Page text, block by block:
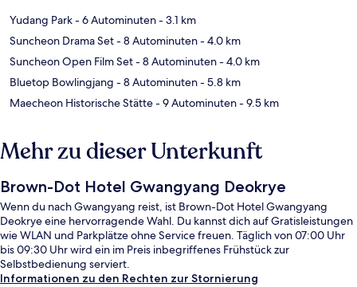
Yudang Park- 6 Autominuten- 3.1 km
Suncheon Drama Set- 8 Autominuten- 4.0 km
Suncheon Open Film Set- 8 Autominuten- 4.0 km
Bluetop Bowlingjang - 8 Autominuten- 5.8 km
Maecheon Historische Stätte- 9 Autominuten- 9.5 km
Mehr zu dieser Unterkunft
Brown-Dot Hotel Gwangyang Deokrye
Wenn du nach Gwangyang reist, ist Brown-Dot Hotel Gwangyang
Deokrye eine hervorragende Wahl. Du kannst dich auf Gratisleistungen
wie WLAN und Parkplätze ohne Service freuen. Täglich von 07:00 Uhr
bis 09:30 Uhr wird ein im Preis inbegriffenes Frühstück zur
Selbstbedienung serviert.
Informationen zu den Rechten zur Stornierung